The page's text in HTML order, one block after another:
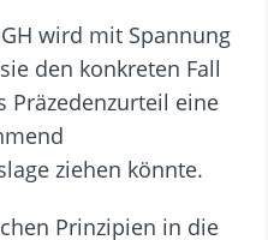
wird mit Spannung
den konkreten Fall
Präzedenzurteil eine
ziehen könnte.
Prinzipien in die